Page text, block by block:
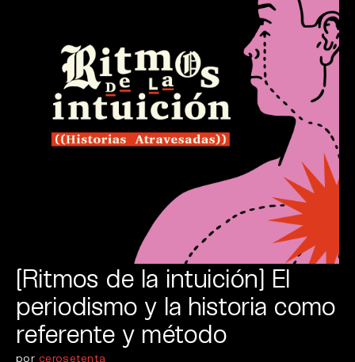
[Ritmos de la intuición] El
periodismo y la historia como
referente y método
por cerosetenta